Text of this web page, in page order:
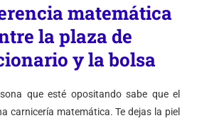
matemática
la plaza de
y la bolsa
que esté opositando sabe que el
carnicería matemática. Te dejas la piel